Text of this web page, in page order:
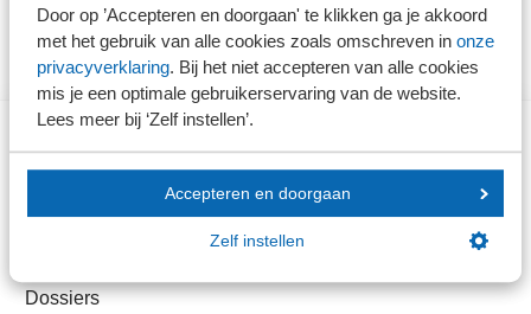
Door op ’Accepteren en doorgaan' te klikken ga je akkoord
met het gebruik van alle cookies zoals omschreven in onze
privacyverklaring. Bij het niet accepteren van alle cookies
mis je een optimale gebruikerservaring van de website.
Lees meer bij ‘Zelf instellen’.
Accepteren en doorgaan
Zelf instellen
Direct naar
Stel je vaktechnische vraag
Dossiers